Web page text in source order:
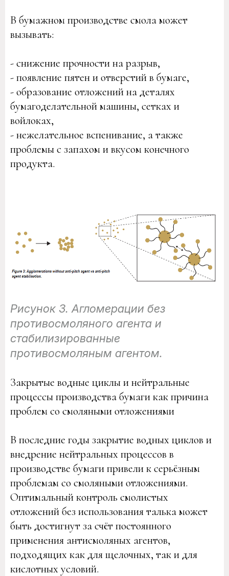
В бумажном производстве смола может
вызывать:
- снижение прочности на разрыв,
- появление пятен и отверстий в бумаге,
- образование отложений на деталях
бумагоделательной машины, сетках и
войлоках,
- нежелательное вспенивание, а также
проблемы с запахом и вкусом конечного
продукта.
Рисунок 3. Агломерации без
противосмоляного агента и
стабилизированные
противосмоляным агентом.
Закрытые водные циклы и нейтральные
процессы производства бумаги как причина
проблем со смоляными отложениями
В последние годы закрытие водных циклов и
внедрение нейтральных процессов в
производстве бумаги привели к серьёзным
проблемам со смоляными отложениями.
Оптимальный контроль смолистых
отложений без использования талька может
быть достигнут за счёт постоянного
применения антисмоляных агентов,
подходящих как для щелочных, так и для
кислотных условий.